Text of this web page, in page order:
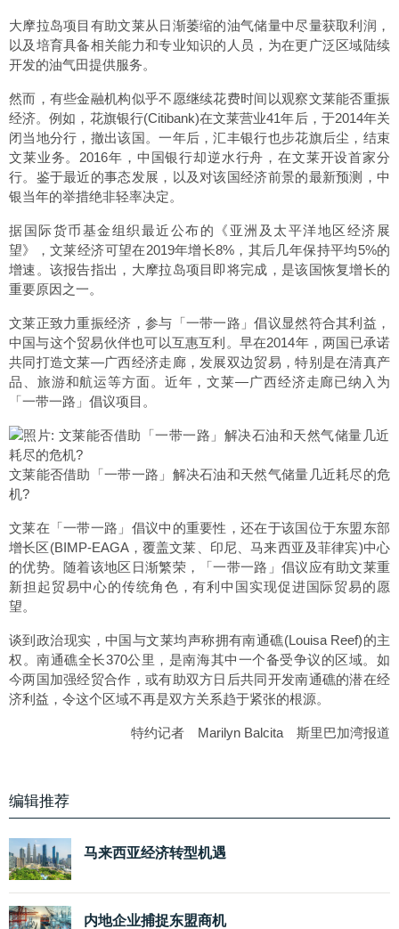
大摩拉岛项目有助文莱从日渐萎缩的油气储量中尽量获取利润，
以及培育具备相关能力和专业知识的人员，为在更广泛区域陆续
开发的油气田提供服务。
然而，有些金融机构似乎不愿继续花费时间以观察文莱能否重振
经济。例如，花旗银行(Citibank)在文莱营业41年后，于2014年关
闭当地分行，撤出该国。一年后，汇丰银行也步花旗后尘，结束
文莱业务。2016年，中国银行却逆水行舟，在文莱开设首家分
行。鉴于最近的事态发展，以及对该国经济前景的最新预测，中
银当年的举措绝非轻率决定。
据国际货币基金组织最近公布的《亚洲及太平洋地区经济展
望》，文莱经济可望在2019年增长8%，其后几年保持平均5%的
增速。该报告指出，大摩拉岛项目即将完成，是该国恢复增长的
重要原因之一。
文莱正致力重振经济，参与「一带一路」倡议显然符合其利益，
中国与这个贸易伙伴也可以互惠互利。早在2014年，两国已承诺
共同打造文莱—广西经济走廊，发展双边贸易，特别是在清真产
品、旅游和航运等方面。近年，文莱—广西经济走廊已纳入为
「一带一路」倡议项目。
文莱能否借助「一带一路」解决石油和天然气储量几近耗尽的危
机?
文莱在「一带一路」倡议中的重要性，还在于该国位于东盟东部
增长区(BIMP-EAGA，覆盖文莱、印尼、马来西亚及菲律宾)中心
的优势。随着该地区日渐繁荣，「一带一路」倡议应有助文莱重
新担起贸易中心的传统角色，有利中国实现促进国际贸易的愿
望。
谈到政治现实，中国与文莱均声称拥有南通礁(Louisa Reef)的主
权。南通礁全长370公里，是南海其中一个备受争议的区域。如
今两国加强经贸合作，或有助双方日后共同开发南通礁的潜在经
济利益，令这个区域不再是双方关系趋于紧张的根源。
特约记者 Marilyn Balcita 斯里巴加湾报道
编辑推荐
马来西亚经济转型机遇
内地企业捕捉东盟商机